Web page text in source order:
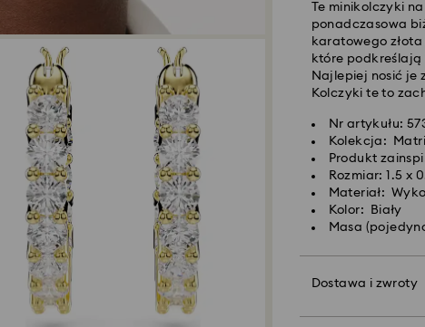
Te minikolczyki
ponadczasowa
karatowego
które podkreślają
Najlepiej nosić je
Kolczyki te to
Nr artykułu:
Kolekcja:
Produkt
Rozmiar: 1.5 x
Materiał:
Kolor: Biały
Masa
Dostawa i zwroty
Koszt dostawy
Bezpłatna
Dostawy
Zamówienia
czasu CET
Czas dostawy
wysyłce
Koszt dostawy
adresy poczty
Spraw, by Twój